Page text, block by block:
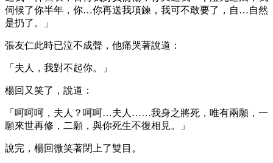
伺候了你半年，你…你再送我項鍊，我可不敢要了，自…自然
是扔了。」
張友仁此時已泣不成聲，他痛哭著說道：
「夫人，我對不起你。」
楊回又笑了，說道：
「呵呵呵，夫人？呵呵…夫人……我身之將死，唯有兩願，一
願來世再修，二願，與你死生不復相見。」
說完，楊回微笑著閉上了雙目。